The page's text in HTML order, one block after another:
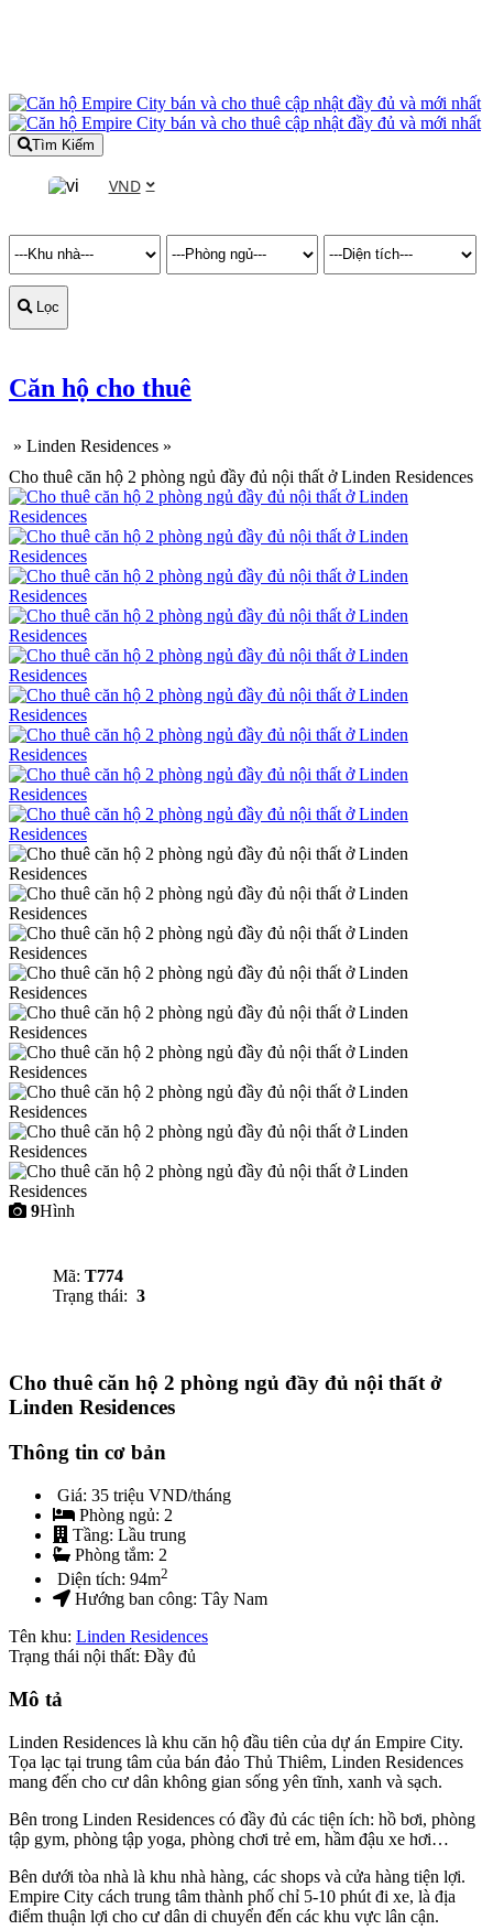
Tìm Kiếm
VND
Lọc
Căn hộ cho thuê
» Linden Residences »
Cho thuê căn hộ 2 phòng ngủ đầy đủ nội thất ở Linden Residences
9Hình
Mã: T774
Trạng thái: 3
Cho thuê căn hộ 2 phòng ngủ đầy đủ nội thất ở
Linden Residences
Thông tin cơ bản
Giá: 35 triệu VND/tháng
Phòng ngủ: 2
Tầng: Lầu trung
Phòng tắm: 2
Diện tích: 94m2
Hướng ban công: Tây Nam
Tên khu: Linden Residences
Trạng thái nội thất: Đầy đủ
Mô tả
Linden Residences là khu căn hộ đầu tiên của dự án Empire City.
Tọa lạc tại trung tâm của bán đảo Thủ Thiêm, Linden Residences
mang đến cho cư dân không gian sống yên tĩnh, xanh và sạch.
Bên trong Linden Residences có đầy đủ các tiện ích: hồ bơi, phòng
tập gym, phòng tập yoga, phòng chơi trẻ em, hầm đậu xe hơi…
Bên dưới tòa nhà là khu nhà hàng, các shops và cửa hàng tiện lợi.
Empire City cách trung tâm thành phố chỉ 5-10 phút đi xe, là địa
điểm thuận lợi cho cư dân di chuyển đến các khu vực lân cận.